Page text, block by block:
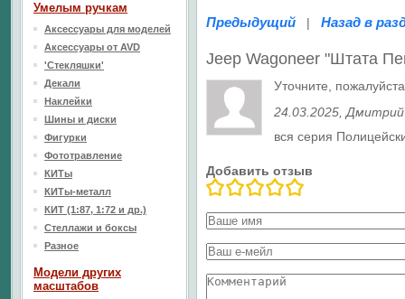
Предыдущий | Назад в
Jeep Wagoneer "Штата
Уточните,
24.03.2025 , Дмитрий
вся серия
Добавить отзыв
Умелым ручкам
Аксессуары для моделей
Аксессуары от AVD
'Стекляшки'
Декали
Наклейки
Шины и диски
Фигурки
Фототравление
КИТы
КИТы-металл
КИТ (1:87, 1:72 и др.)
Стеллажи и боксы
Разное
Модели других
масштабов